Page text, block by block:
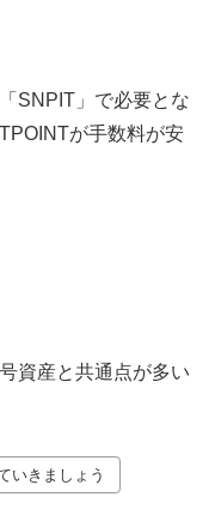
SNPIT」で必要とな
が手数料が安
資産と共通点が多い
いきましょう